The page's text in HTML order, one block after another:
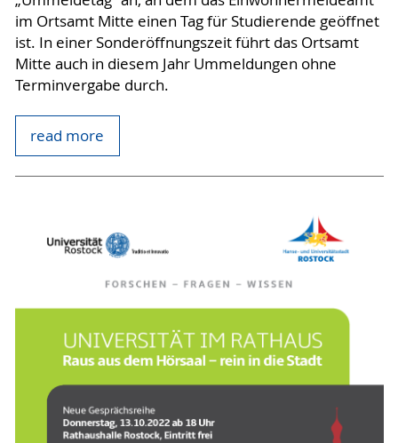
im Ortsamt Mitte einen Tag für Studierende geöffnet
ist. In einer Sonderöffnungszeit führt das Ortsamt
Mitte auch in diesem Jahr Ummeldungen ohne
Terminvergabe durch.
read more